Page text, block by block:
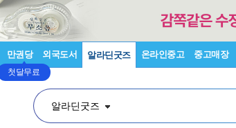
만권당
첫달무료
외국도서 알라딘굿즈 온라인중고 중고매장
알라딘굿즈